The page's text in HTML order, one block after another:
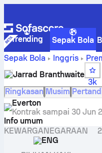
Trending Sepak Bola
Sepak Bola
Inggris
peringkat, dan gol Jarrad
Jarrad Branthwaite
3k
Ringkasan Musim
Everton
Kontrak sampai 30 Jun
Info umum
KEWARGANEGARAAN
ENG